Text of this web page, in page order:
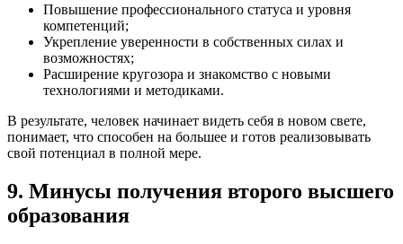
Повышение профессионального статуса и уровня
компетенций;
Укрепление уверенности в собственных силах и
возможностях;
Расширение кругозора и знакомство с новыми
технологиями и методиками.
В результате, человек начинает видеть себя в новом свете,
понимает, что способен на большее и готов реализовывать
свой потенциал в полной мере.
9. Минусы получения второго высшего
образования